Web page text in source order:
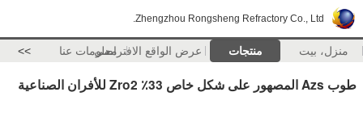
Zhengzhou Rongsheng Refractory Co., Ltd.
منزل، بيت منتجات عرض الواقع الافتراضيمعلومات عنا >>
طوب Azs المصهور على شكل خاص 33٪ Zro2 للأفران الصناعية